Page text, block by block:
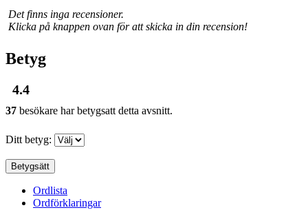
Det finns inga recensioner.
Klicka på knappen ovan för att skicka in din recension!
Betyg
4.4
37 besökare har betygsatt detta avsnitt.
Ditt betyg:
Ordlista
Ordförklaringar